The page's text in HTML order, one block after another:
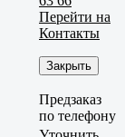
Перейти на
Контакты
Закрыть
Предзаказ
по телефону